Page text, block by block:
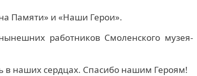
Памяти» и «Наши Герои».
работников Смоленского музея-
в наших сердцах. Спасибо нашим Героям!